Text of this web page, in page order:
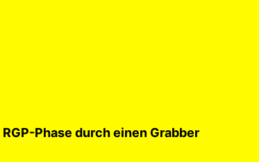
RGP-Phase durch einen Grabber